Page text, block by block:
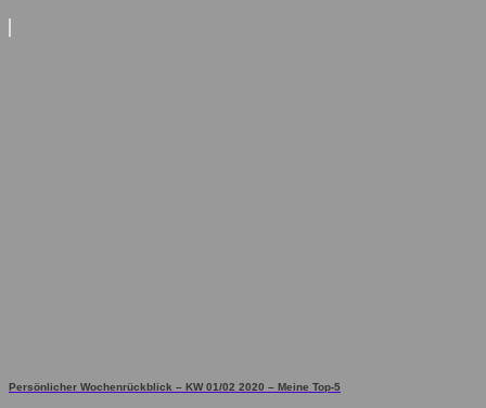
Persönlicher Wochenrückblick – KW 01/02 2020 – Meine Top-5